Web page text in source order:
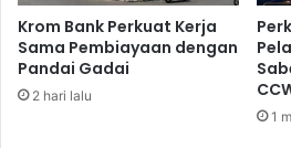
u
n
g
a
n
D
P
D
Krom Bank Perkuat Kerja
Sama Pembiayaan dengan
Pandai Gadai
2 hari lalu
1